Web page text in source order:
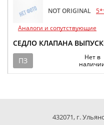
NOT ORIGINAL
Аналоги и сопутствующие
СЕДЛО КЛАПАНА
ПЗ
Нет в
432071, г.